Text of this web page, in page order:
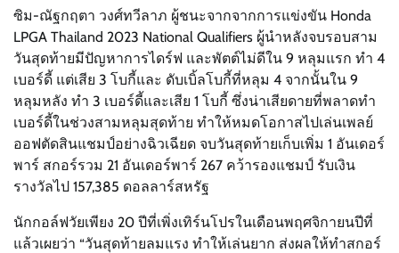
ซิม-ณัฐกฤตา วงศ์ทวีลาภ ผู้ชนะจากจากการแข่งขัน Honda
LPGA Thailand 2023 National Qualifiers ผู้นำหลังจบรอบสาม
วันสุดท้ายมีปัญหาการไดร์ฟ และพัตต์ไม่ดีใน 9 หลุมแรก ทำ 4
เบอร์ดี้ แต่เสีย 3 โบกี้และ ดับเบิ้ลโบกี้ที่หลุม 4 จากนั้นใน 9
หลุมหลัง ทำ 3 เบอร์ดี้และเสีย 1 โบกี้ ซึ่งน่าเสียดายที่พลาดทำ
เบอร์ดี้ในช่วงสามหลุมสุดท้าย ทำให้หมดโอกาสไปเล่นเพลย์
ออฟตัดสินแชมป์อย่างฉิวเฉียด จบวันสุดท้ายเก็บเพิ่ม 1 อันเดอร์
พาร์ สกอร์รวม 21 อันเดอร์พาร์ 267 คว้ารองแชมป์ รับเงิน
รางวัลไป 157,385 ดอลลาร์สหรัฐ
นักกอล์ฟวัยเพียง 20 ปีที่เพิ่งเทิร์นโปรในเดือนพฤศจิกายนปีที่
แล้วเผยว่า “วันสุดท้ายลมแรง ทำให้เล่นยาก ส่งผลให้ทำสกอร์